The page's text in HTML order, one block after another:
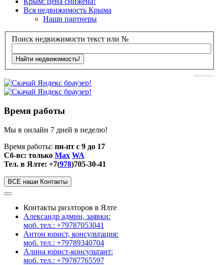
Вся недвижимость Крыма
Наши партнеры
Поиск недвижимости текст или №
afisha-msk.ru
Время работы
Мы в онлайн 7 дней в неделю!
Время работы: пн-пт с 9 до 17
Сб-вс: только Max WA
Тел. в Ялте: +7(978)705-30-41
ВСЕ наши Контакты
Контакты риэлторов в Ялте
Александр админ, заявки:
моб. тел.: +79787053041
Антон юрист, консультация:
моб. тел.: +79789340704
Алина юрист-консультант:
моб. тел.: +79787765597